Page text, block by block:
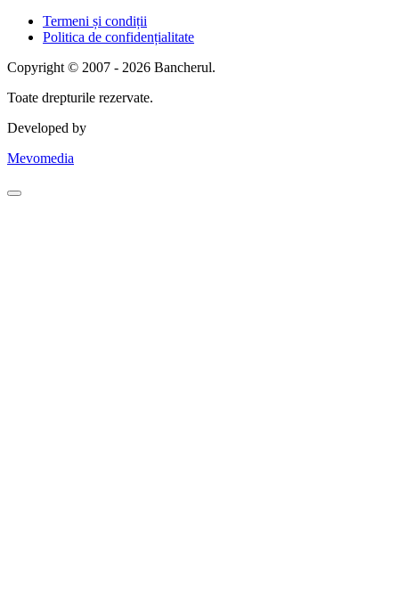
Termeni și condiții
Politica de confidențialitate
Copyright © 2007 - 2026 Bancherul.
Toate drepturile rezervate.
Developed by
Mevomedia